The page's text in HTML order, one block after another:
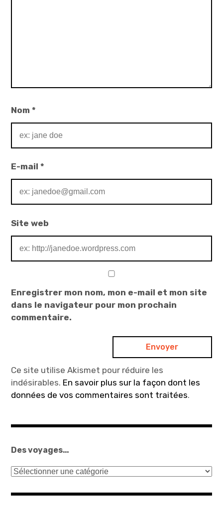
Nom*
E-mail*
Site web
Enregistrer mon nom, mon e-mail et mon site
dans le navigateur pour mon prochain
commentaire.
Ce site utilise Akismet pour réduire les
indésirables. En savoir plus sur la façon dont les
données de vos commentaires sont traitées.
Des voyages…
Des